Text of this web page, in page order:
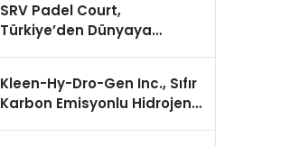
SRV Padel Court,
Türkiye’den Dünyaya
Kleen-Hy-Dro-Gen Inc., Sıfır
Karbon Emisyonlu Hidrojen